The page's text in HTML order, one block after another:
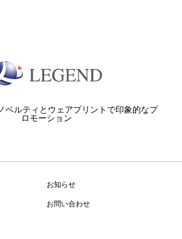
ベルティとウェアプリントで印象的なプ
ロモーション
お知らせ
お問い合わせ